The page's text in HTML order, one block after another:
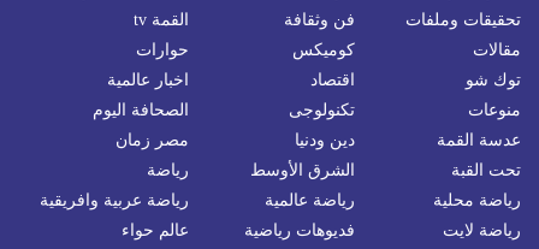
تحقيقات وملفات
فن وثقافة
القمة tv
مقالات
كوميكس
حوارات
توك شو
اقتصاد
اخبار عالمية
منوعات
تكنولوجى
الصحافة اليوم
عدسة القمة
دين ودنيا
مصر زمان
تحت القبة
الشرق الأوسط
رياضة
رياضة محلية
رياضة عالمية
رياضة عربية وافريقية
رياضة لايت
فديوهات رياضية عالم حواء